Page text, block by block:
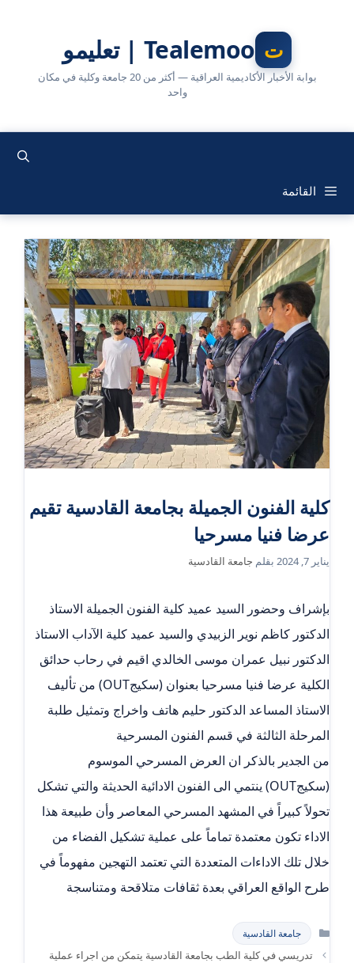
Tealemoo | تعليمو
بوابة الأخبار الأكاديمية العراقية — أكثر من 20 جامعة وكلية في مكان
واحد
القائمة
كلية الفنون الجميلة بجامعة القادسية تقيم
عرضا فنيا مسرحيا
يناير 7, 2024 بقلم جامعة القادسية
بإشراف وحضور السيد عميد كلية الفنون الجميلة الاستاذ
الدكتور كاظم نوير الزبيدي والسيد عميد كلية الآداب الاستاذ
الدكتور نبيل عمران موسى الخالدي اقيم في رحاب حدائق
الكلية عرضا فنيا مسرحيا بعنوان (سكيجOUT) من تأليف
الاستاذ المساعد الدكتور حليم هاتف واخراج وتمثيل طلبة
المرحلة الثالثة في قسم الفنون المسرحية
من الجدير بالذكر ان العرض المسرحي الموسوم
(سكيجOUT) ينتمي الى الفنون الادائية الحديثة والتي تشكل
تحولاً كبيراً في المشهد المسرحي المعاصر وأن طبيعة هذا
الاداء تكون معتمدة تماماً على عملية تشكيل الفضاء من
خلال تلك الاداءات المتعددة التي تعتمد التهجين مفهوماً في
طرح الواقع العراقي بعدة ثقافات متلاقحة ومتناسجة
التصنيفات
جامعة القادسية
تدريسي في كلية الطب بجامعة القادسية يتمكن من اجراء عملية